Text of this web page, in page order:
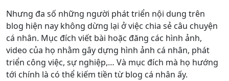
Nhưng đa số những người phát triển nội dung trên
blog hiện nay không dừng lại ở việc chia sẻ câu chuyện
cá nhân. Mục đích viết bài hoặc đăng các hình ảnh,
video của họ nhằm gây dựng hình ảnh cá nhân, phát
triển công việc, sự nghiệp,… Và mục đích mà họ hướng
tới chính là có thể kiếm tiền từ blog cá nhân ấy.